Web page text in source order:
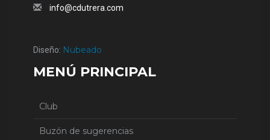
info@cdutrera.com
Diseño: Nubeado
MENÚ PRINCIPAL
Club
Buzón de sugerencias